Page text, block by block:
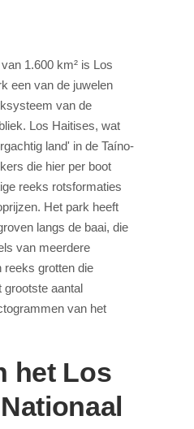
1.600 km² is Los
een van de juwelen
van de
Los Haitises, wat
land' in de Taíno-
die hier per boot
reeks rotsformaties
Het park heeft
langs de baai, die
van meerdere
reeks grotten die
grootste aantal
van het
het Los